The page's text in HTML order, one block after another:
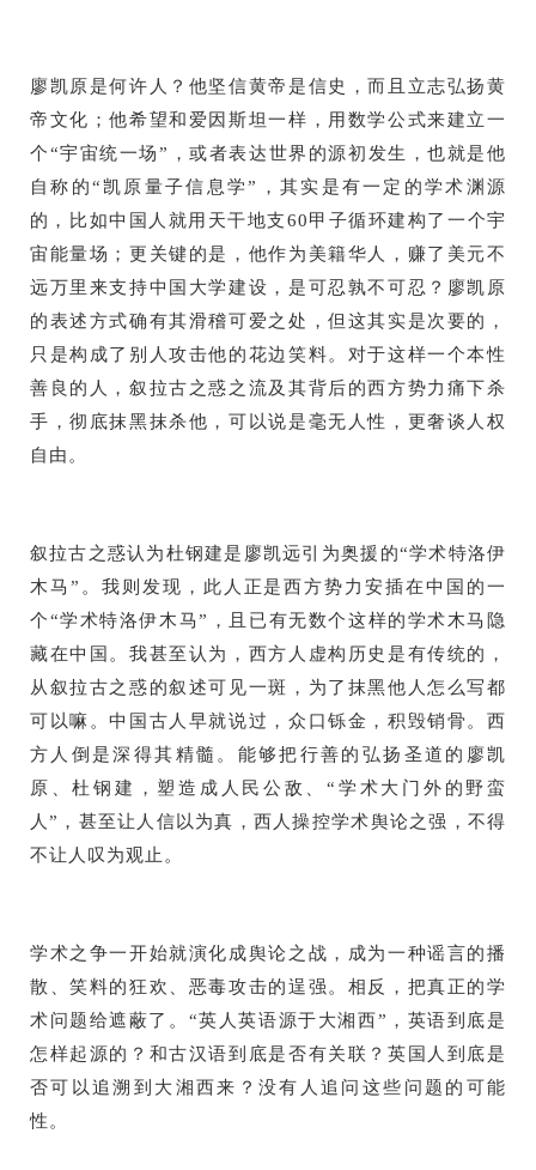
廖凯原是何许人？他坚信黄帝是信史，而且立志弘扬黄
帝文化；他希望和爱因斯坦一样，用数学公式来建立一
个“宇宙统一场”，或者表达世界的源初发生，也就是他
自称的“凯原量子信息学”，其实是有一定的学术渊源
的，比如中国人就用天干地支60甲子循环建构了一个宇
宙能量场；更关键的是，他作为美籍华人，赚了美元不
远万里来支持中国大学建设，是可忍孰不可忍？廖凯原
的表述方式确有其滑稽可爱之处，但这其实是次要的，
只是构成了别人攻击他的花边笑料。对于这样一个本性
善良的人，叙拉古之惑之流及其背后的西方势力痛下杀
手，彻底抹黑抹杀他，可以说是毫无人性，更奢谈人权
自由。
叙拉古之惑认为杜钢建是廖凯远引为奥援的“学术特洛伊
木马”。我则发现，此人正是西方势力安插在中国的一
个“学术特洛伊木马”，且已有无数个这样的学术木马隐
藏在中国。我甚至认为，西方人虚构历史是有传统的，
从叙拉古之惑的叙述可见一斑，为了抹黑他人怎么写都
可以嘛。中国古人早就说过，众口铄金，积毁销骨。西
方人倒是深得其精髓。能够把行善的弘扬圣道的廖凯
原、杜钢建，塑造成人民公敌、“学术大门外的野蛮
人”，甚至让人信以为真，西人操控学术舆论之强，不得
不让人叹为观止。
学术之争一开始就演化成舆论之战，成为一种谣言的播
散、笑料的狂欢、恶毒攻击的逞强。相反，把真正的学
术问题给遮蔽了。“英人英语源于大湘西”，英语到底是
怎样起源的？和古汉语到底是否有关联？英国人到底是
否可以追溯到大湘西来？没有人追问这些问题的可能
性。